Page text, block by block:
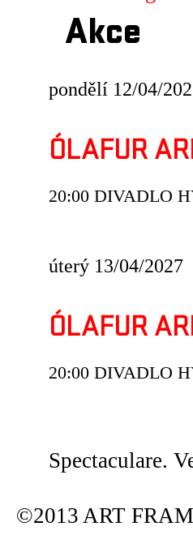
Akce
pondělí 12/04/
ÓLAFUR
20:00 DIVADLO
úterý 13/04/2027
ÓLAFUR
20:00 DIVADLO
Spectaculare.
©2013 ART